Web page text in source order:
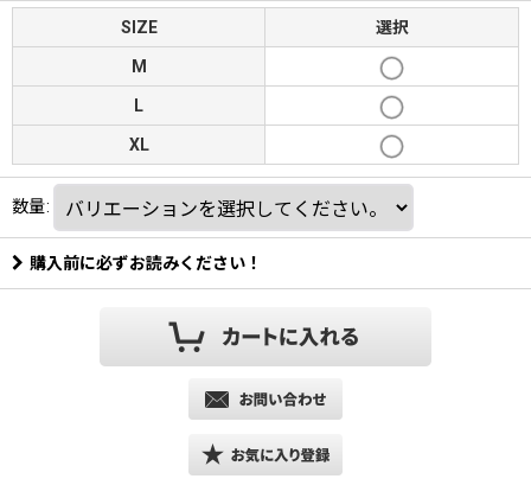
SIZE 選択
M
L
XL
数量:
購入前に必ずお読みください！